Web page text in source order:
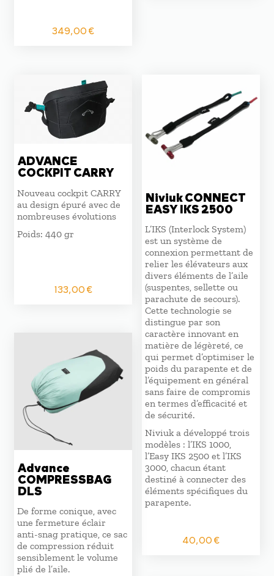
349,00€
ADVANCE
COCKPIT CARRY
Nouveau cockpit CARRY
au design épuré avec de
nombreuses évolutions
Poids: 440 gr
133,00€
Niviuk CONNECT
EASY IKS 2500
L’IKS (Interlock System)
est un système de
connexion permettant de
relier les élévateurs aux
divers éléments de l’aile
(suspentes, sellette ou
parachute de secours).
Cette technologie se
distingue par son
caractère innovant en
matière de légèreté, ce
qui permet d’optimiser le
poids du parapente et de
l’équipement en général
sans faire de compromis
en termes d’efficacité et
de sécurité.
Niviuk a développé trois
modèles : l’IKS 1000,
l’Easy IKS 2500 et l’IKS
3000, chacun étant
destiné à connecter des
éléments spécifiques du
parapente.
40,00€
Advance
COMPRESSBAG
DLS
De forme conique, avec
une fermeture éclair
anti-snag pratique, ce sac
de compression réduit
sensiblement le volume
plié de l’aile.